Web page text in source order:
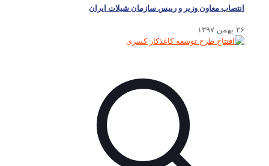
انتصاب معاون وزیر و رییس سازمان شیلات ایران
۲۶ بهمن ۱۳۹۷